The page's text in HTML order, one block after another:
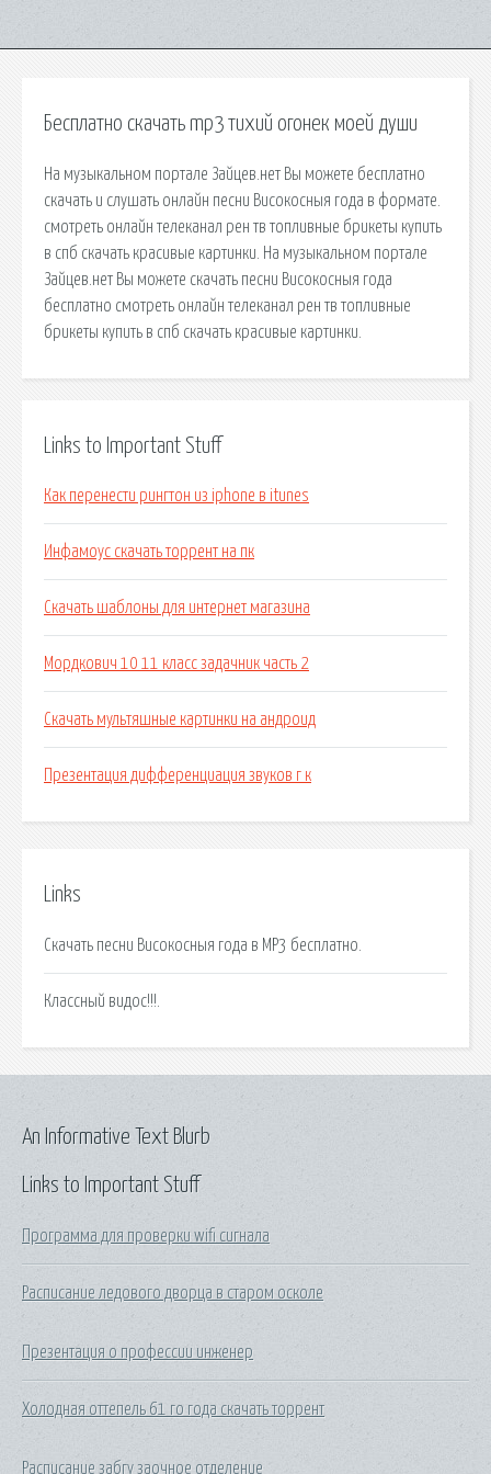
Бесплатно скачать mp3 тихий огонек моей души
На музыкальном портале Зайцев.нет Вы можете бесплатно
скачать и слушать онлайн песни Високосныя года в формате.
смотреть онлайн телеканал рен тв топливные брикеты купить
в спб скачать красивые картинки. На музыкальном портале
Зайцев.нет Вы можете скачать песни Високосныя года
бесплатно смотреть онлайн телеканал рен тв топливные
брикеты купить в спб скачать красивые картинки.
Links to Important Stuff
Как перенести рингтон из iphone в itunes
Инфамоус скачать торрент на пк
Скачать шаблоны для интернет магазина
Мордкович 10 11 класс задачник часть 2
Скачать мультяшные картинки на андроид
Презентация дифференциация звуков г к
Links
Скачать песни Високосныя года в MP3 бесплатно.
Классный видос!!!.
Links to Important Stuff
Программа для проверки wifi сигнала
Расписание ледового дворца в старом осколе
Презентация о профессии инженер
Холодная оттепель 61 го года скачать торрент
Расписание забгу заочное отделение
An Informative Text Blurb